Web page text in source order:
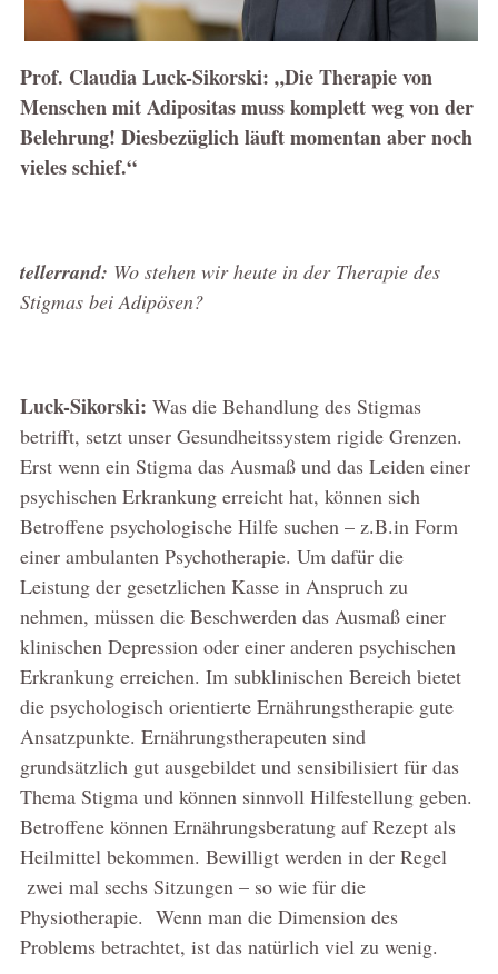
Prof. Claudia Luck-Sikorski: „Die Therapie von
Menschen mit Adipositas muss komplett weg von der
Belehrung! Diesbezüglich läuft momentan aber noch
vieles schief.“
tellerrand: Wo stehen wir heute in der Therapie des
Stigmas bei Adipösen?
Luck-Sikorski: Was die Behandlung des Stigmas
betrifft, setzt unser Gesundheitssystem rigide Grenzen.
Erst wenn ein Stigma das Ausmaß und das Leiden einer
psychischen Erkrankung erreicht hat, können sich
Betroffene psychologische Hilfe suchen – z.B.in Form
einer ambulanten Psychotherapie. Um dafür die
Leistung der gesetzlichen Kasse in Anspruch zu
nehmen, müssen die Beschwerden das Ausmaß einer
klinischen Depression oder einer anderen psychischen
Erkrankung erreichen. Im subklinischen Bereich bietet
die psychologisch orientierte Ernährungstherapie gute
Ansatzpunkte. Ernährungstherapeuten sind
grundsätzlich gut ausgebildet und sensibilisiert für das
Thema Stigma und können sinnvoll Hilfestellung geben.
Betroffene können Ernährungsberatung auf Rezept als
Heilmittel bekommen. Bewilligt werden in der Regel
zwei mal sechs Sitzungen – so wie für die
Physiotherapie. Wenn man die Dimension des
Problems betrachtet, ist das natürlich viel zu wenig.